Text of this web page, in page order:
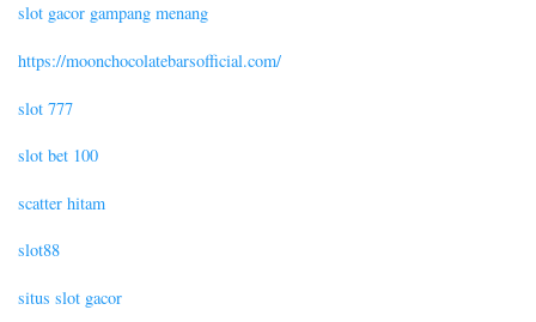
slot gacor gampang menang
https://moonchocolatebarsofficial.com/
slot 777
slot bet 100
scatter hitam
slot88
situs slot gacor